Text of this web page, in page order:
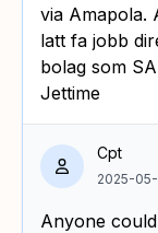
via Amapola.
latt fa jobb
bolag som
Jettime
Cpt
2025-05-
Anyone